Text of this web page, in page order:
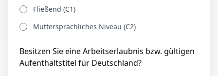
Fließend (C1)
Muttersprachliches Niveau (C2)
Besitzen Sie eine Arbeitserlaubnis bzw. gültigen
Aufenthaltstitel für Deutschland?